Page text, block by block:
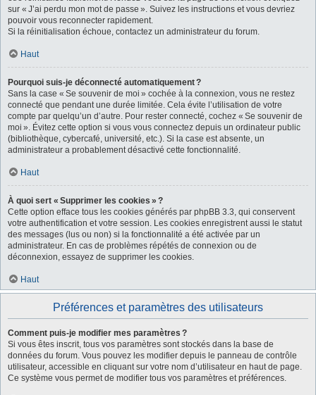
sur « J’ai perdu mon mot de passe ». Suivez les instructions et vous devriez
pouvoir vous reconnecter rapidement.
Si la réinitialisation échoue, contactez un administrateur du forum.
Haut
Pourquoi suis-je déconnecté automatiquement ?
Sans la case « Se souvenir de moi » cochée à la connexion, vous ne restez
connecté que pendant une durée limitée. Cela évite l’utilisation de votre
compte par quelqu’un d’autre. Pour rester connecté, cochez « Se souvenir de
moi ». Évitez cette option si vous vous connectez depuis un ordinateur public
(bibliothèque, cybercafé, université, etc.). Si la case est absente, un
administrateur a probablement désactivé cette fonctionnalité.
Haut
À quoi sert « Supprimer les cookies » ?
Cette option efface tous les cookies générés par phpBB 3.3, qui conservent
votre authentification et votre session. Les cookies enregistrent aussi le statut
des messages (lus ou non) si la fonctionnalité a été activée par un
administrateur. En cas de problèmes répétés de connexion ou de
déconnexion, essayez de supprimer les cookies.
Haut
Préférences et paramètres des utilisateurs
Comment puis-je modifier mes paramètres ?
Si vous êtes inscrit, tous vos paramètres sont stockés dans la base de
données du forum. Vous pouvez les modifier depuis le panneau de contrôle
utilisateur, accessible en cliquant sur votre nom d’utilisateur en haut de page.
Ce système vous permet de modifier tous vos paramètres et préférences.